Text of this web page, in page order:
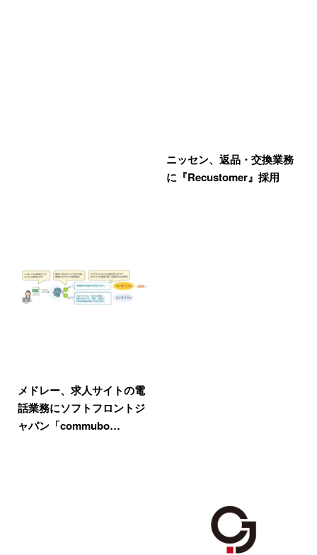
ニッセン、返品・交換業務
に『Recustomer』採用
メドレー、求人サイトの電
話業務にソフトフロントジ
ャパン「commubo…